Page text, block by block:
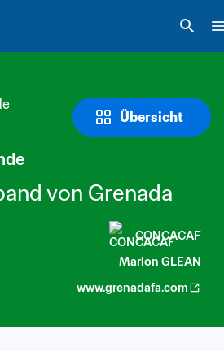
Übersicht
von Grenada
CONCACAF
Marlon GLEAN
www.grenadafa.com